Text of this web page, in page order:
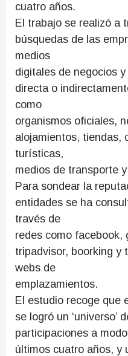
cuatro años.
El trabajo se realizó a
búsquedas de las
medios
digitales de negocios
directa o
como
organismos oficiales,
alojamientos, tiendas,
turísticas,
medios de transporte
Para sondear la
entidades se ha
través de
redes como facebook,
tripadvisor, boorking y
webs de
emplazamientos.
El estudio recoge que
se logró un ‘universo’
participaciones a
últimos cuatro años, y